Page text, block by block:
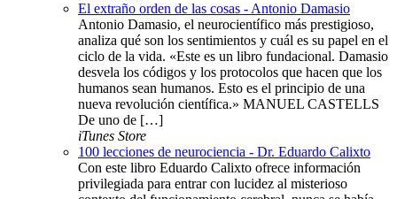
El extraño orden de las cosas - Antonio Damasio
Antonio Damasio, el neurocientífico más prestigioso,
analiza qué son los sentimientos y cuál es su papel en el
ciclo de la vida. «Este es un libro fundacional. Damasio
desvela los códigos y los protocolos que hacen que los
humanos sean humanos. Esto es el principio de una
nueva revolución científica.» MANUEL CASTELLS
De uno de […]
iTunes Store
100 lecciones de neurociencia - Dr. Eduardo Calixto
Con este libro Eduardo Calixto ofrece información
privilegiada para entrar con lucidez al misterioso